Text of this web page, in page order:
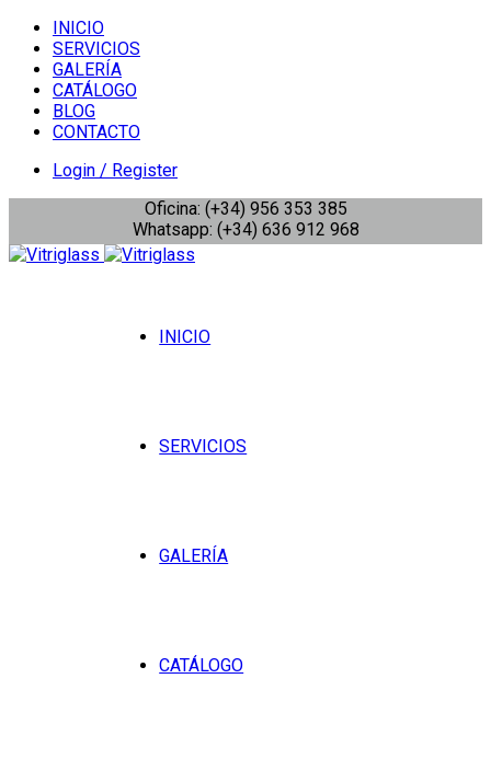
INICIO
SERVICIOS
GALERÍA
CATÁLOGO
BLOG
CONTACTO
Login / Register
Oficina: (+34) 956 353 385
Whatsapp: (+34) 636 912 968
INICIO
SERVICIOS
GALERÍA
CATÁLOGO